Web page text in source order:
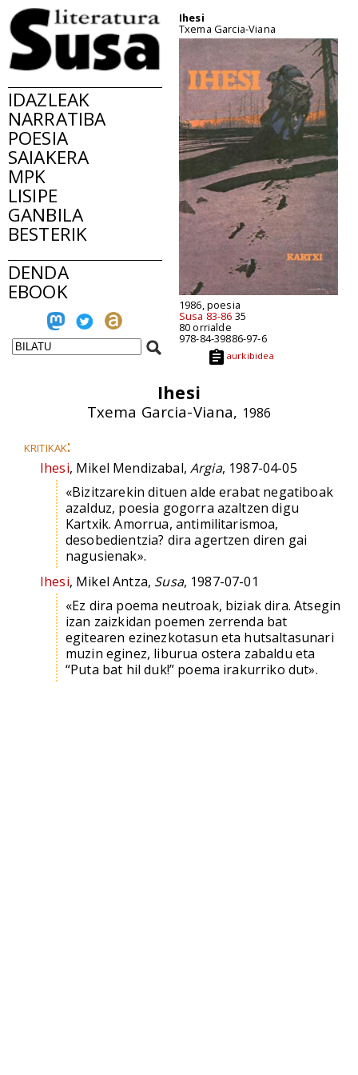
IDAZLEAK
NARRATIBA
POESIA
SAIAKERA
MPK
LISIPE
GANBILA
BESTERIK
DENDA
EBOOK
Ihesi
Txema Garcia-Viana
1986, poesia
Susa 83-86 35
80 orrialde
978-84-39886-97-6
aurkibidea
Ihesi
Txema Garcia-Viana, 1986
kritikak:
Ihesi, Mikel Mendizabal,Argia, 1987-04-05
«Bizitzarekin dituen alde erabat negatiboak
azalduz, poesia gogorra azaltzen digu
Kartxik. Amorrua, antimilitarismoa,
desobedientzia? dira agertzen diren gai
nagusienak».
Ihesi, Mikel Antza, Susa, 1987-07-01
«Ez dira poema neutroak, biziak dira. Atsegin
izan zaizkidan poemen zerrenda bat
egitearen ezinezkotasun eta hutsaltasunari
muzin eginez, liburua ostera zabaldu eta
“Puta bat hil duk!” poema irakurriko dut».